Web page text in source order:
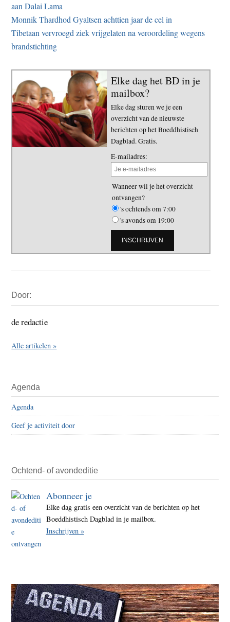
aan Dalai Lama
Monnik Thardhod Gyaltsen achttien jaar de cel in
Tibetaan vervroegd ziek vrijgelaten na veroordeling wegens
brandstichting
Elke dag het BD in je
mailbox?
Elke dag sturen we je een
overzicht van de nieuwste
berichten op het Boeddhistisch
Dagblad. Gratis.
E-mailadres:
Wanneer wil je het overzicht
ontvangen?
's ochtends om 7:00
's avonds om 19:00
Sidebar
Door:
de redactie
Alle artikelen »
Agenda
Agenda
Geef je activiteit door
Ochtend- of avondeditie
Abonneer je
Elke dag gratis een overzicht van de berichten op het
Boeddhistisch Dagblad in je mailbox.
Inschrijven »